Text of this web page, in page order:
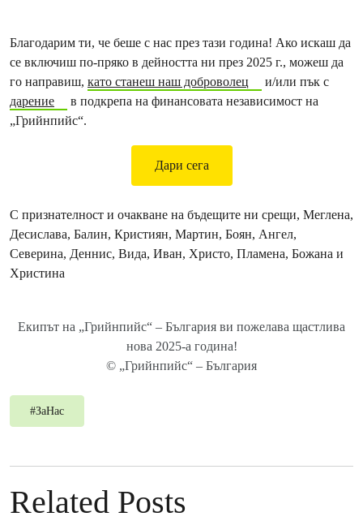
Благодарим ти, че беше с нас през тази година! Ако искаш да
се включиш по-пряко в дейността ни през 2025 г., можеш да
го направиш, като станеш наш доброволец
и/или пък с
дарение
в подкрепа на финансовата независимост на
„Грийнпийс“.
Дари сега
С признателност и очакване на бъдещите ни срещи, Меглена,
Десислава, Балин, Кристиян, Мартин, Боян, Ангел,
Северина, Деннис, Вида, Иван, Христо, Пламена, Божана и
Христина
Екипът на „Грийнпийс“ – България ви пожелава щастлива
нова 2025-а година!
© „Грийнпийс“ – България
#ЗаНас
Related Posts